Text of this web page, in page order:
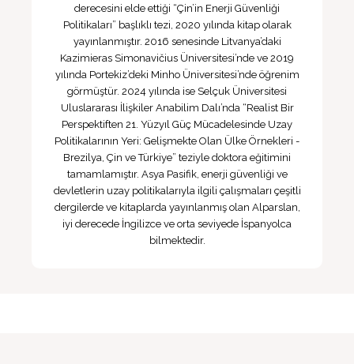
derecesini elde ettiği “Çin’in Enerji Güvenliği
Politikaları” başlıklı tezi, 2020 yılında kitap olarak
yayınlanmıştır. 2016 senesinde Litvanya’daki
Kazimieras Simonavičius Üniversitesi’nde ve 2019
yılında Portekiz’deki Minho Üniversitesi’nde öğrenim
görmüştür. 2024 yılında ise Selçuk Üniversitesi
Uluslararası İlişkiler Anabilim Dalı’nda “Realist Bir
Perspektiften 21. Yüzyıl Güç Mücadelesinde Uzay
Politikalarının Yeri: Gelişmekte Olan Ülke Örnekleri -
Brezilya, Çin ve Türkiye” teziyle doktora eğitimini
tamamlamıştır. Asya Pasifik, enerji güvenliği ve
devletlerin uzay politikalarıyla ilgili çalışmaları çeşitli
dergilerde ve kitaplarda yayınlanmış olan Alparslan,
iyi derecede İngilizce ve orta seviyede İspanyolca
bilmektedir.